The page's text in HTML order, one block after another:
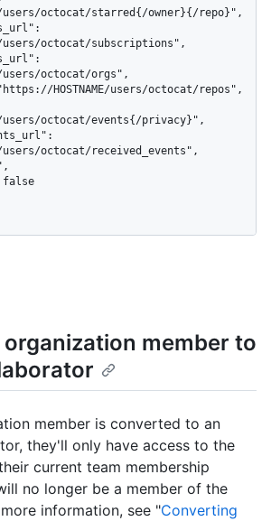
users/octocat/starred{/owner}{/repo}",
users/octocat/subscriptions",
users/octocat/orgs",
users/octocat/events{/privacy}",
users/octocat/received_events",
member to
member is converted to an
they'll only have access to the
current team membership
no longer be a member of the
information, see "Converting